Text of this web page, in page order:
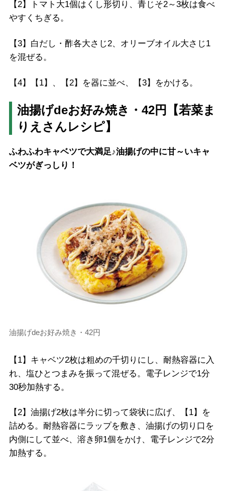
【2】トマト大1個はくし形切り、青じそ2～3枚は食べ
やすくちぎる。
【3】白だし・酢各大さじ2、オリーブオイル大さじ1
を混ぜる。
【4】【1】、【2】を器に並べ、【3】をかける。
油揚げdeお好み焼き・42円【若菜ま
りえさんレシピ】
ふわふわキャベツで大満足♪油揚げの中に甘～いキャ
ベツがぎっしり！
油揚げdeお好み焼き・42円
【1】キャベツ2枚は粗めの千切りにし、耐熱容器に入
れ、塩ひとつまみを振って混ぜる。電子レンジで1分
30秒加熱する。
【2】油揚げ2枚は半分に切って袋状に広げ、【1】を
詰める。耐熱容器にラップを敷き、油揚げの切り口を
内側にして並べ、溶き卵1個をかけ、電子レンジで2分
加熱する。